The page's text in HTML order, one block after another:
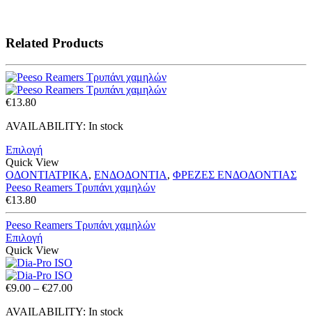
Related Products
€13.80
AVAILABILITY: In stock
Επιλογή
Quick View
ΟΔΟΝΤΙΑΤΡΙΚΑ, ΕΝΔΟΔΟΝΤΙΑ, ΦΡΕΖΕΣ ΕΝΔΟΔΟΝΤΙΑΣ
Peeso Reamers Τρυπάνι χαμηλών
€13.80
Peeso Reamers Τρυπάνι χαμηλών
Επιλογή
Quick View
€9.00 – €27.00Price
€9.00
AVAILABILITY: In stock